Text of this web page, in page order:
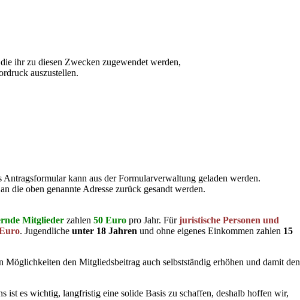
ihr zu diesen Zwecken zugewendet werden,
auszustellen.
kann aus der Formularverwaltung geladen werden.
die oben genannte Adresse zurück gesandt werden.
Mitglieder zahlen 50 Euro pro Jahr. Fürjuristische Personen und
. Jugendliche unter 18 Jahren und ohne eigenes Einkommen zahlen 15
Möglichkeiten den Mitgliedsbeitrag auch selbstständig erhöhen und damit den
ist es wichtig, langfristig eine solide Basis zu schaffen, deshalb hoffen wir,